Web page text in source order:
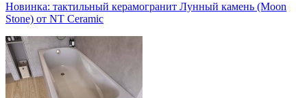
Новинка: тактильный керамогранит Лунный камень (Moon
Stone) от NT Ceramic